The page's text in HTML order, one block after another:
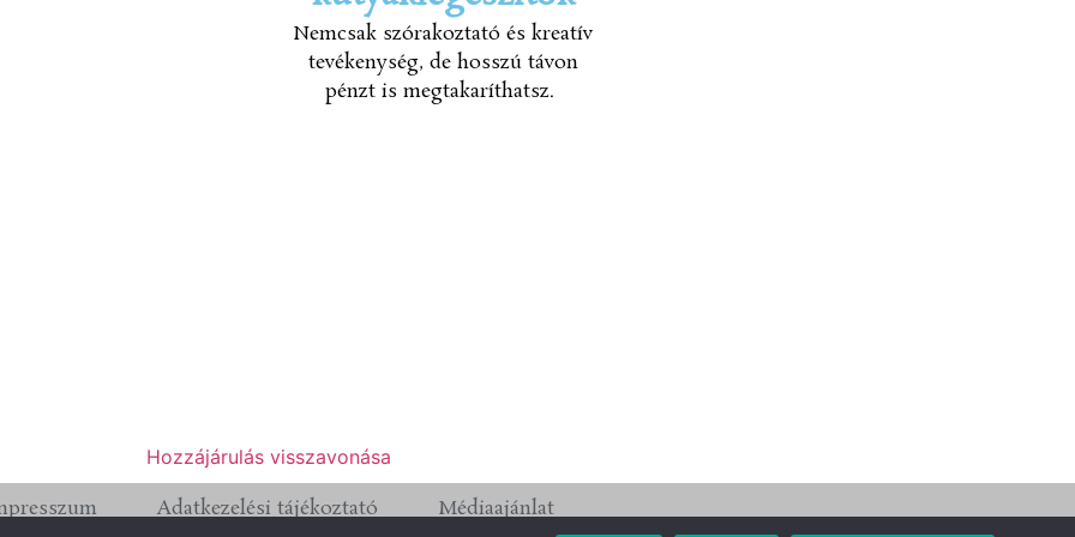
Nemcsak szórakoztató és kreatív
tevékenység, de hosszú távon
pénzt is megtakaríthatsz.
Hozzájárulás visszavonása
Adatkezelési tájékoztató Médiaajánlat